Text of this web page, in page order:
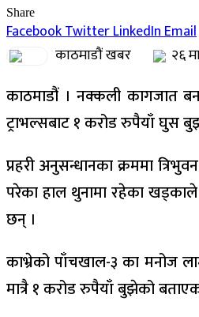
Share
FacebookTwitterLinkedInEmail
काठमाडौं खबर
२६
काठमाडौं । नक्कली कागजात
ट्राभल्सबाट १ करोड रुपैयाँ घुस
प्रहरी अनुसन्धानका क्रममा
परेका हाल थुनामा रहेका खड्काले
छन् ।
काभ्रेको पाँचखाल-३ का मनोज
मात्रै १ करोड रुपैयाँ बुझेको